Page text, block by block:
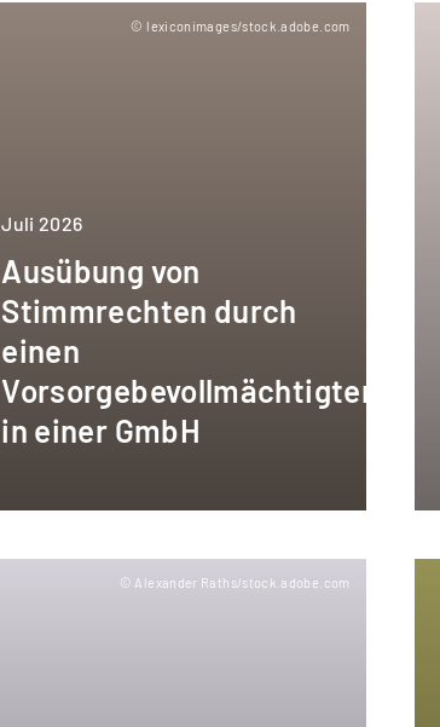
© lexiconimages/stock.adobe.com
Juli 2026
Ausübung von
Stimmrechten durch
einen
Vorsorgebevollmächtigten
in einer GmbH
© Alexander Raths/stock.adobe.com